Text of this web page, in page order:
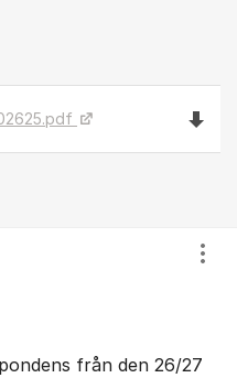
från den 26/27